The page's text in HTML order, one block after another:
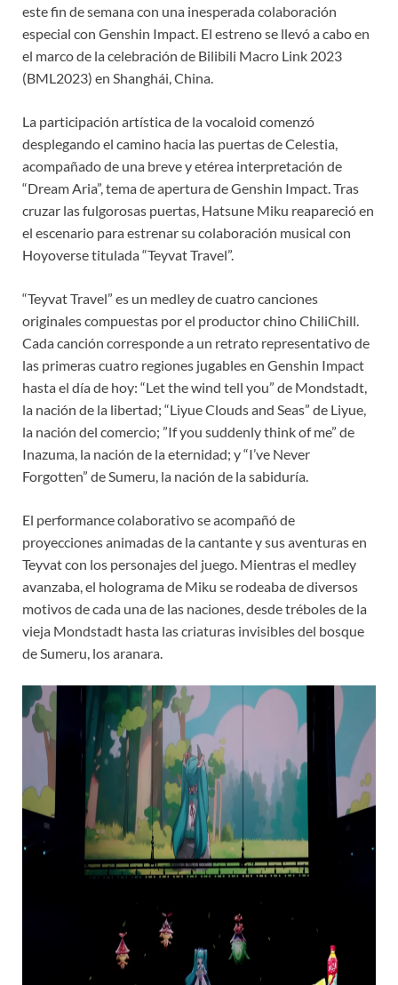
este fin de semana con una inesperada colaboración
especial con Genshin Impact. El estreno se llevó a cabo en
el marco de la celebración de Bilibili Macro Link 2023
(BML2023) en Shanghái, China.
La participación artística de la vocaloid comenzó
desplegando el camino hacia las puertas de Celestia,
acompañado de una breve y etérea interpretación de
“Dream Aria”, tema de apertura de Genshin Impact. Tras
cruzar las fulgorosas puertas, Hatsune Miku reapareció en
el escenario para estrenar su colaboración musical con
Hoyoverse titulada “Teyvat Travel”.
“Teyvat Travel” es un medley de cuatro canciones
originales compuestas por el productor chino ChiliChill.
Cada canción corresponde a un retrato representativo de
las primeras cuatro regiones jugables en Genshin Impact
hasta el día de hoy: “Let the wind tell you” de Mondstadt,
la nación de la libertad; “Liyue Clouds and Seas” de Liyue,
la nación del comercio; ”If you suddenly think of me” de
Inazuma, la nación de la eternidad; y “I’ve Never
Forgotten” de Sumeru, la nación de la sabiduría.
El performance colaborativo se acompañó de
proyecciones animadas de la cantante y sus aventuras en
Teyvat con los personajes del juego. Mientras el medley
avanzaba, el holograma de Miku se rodeaba de diversos
motivos de cada una de las naciones, desde tréboles de la
vieja Mondstadt hasta las criaturas invisibles del bosque
de Sumeru, los aranara.